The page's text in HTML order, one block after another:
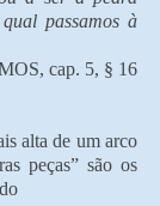
passamos à
cap. 5, § 16
alta de um arco
peças” são os